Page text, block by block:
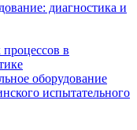
диагностика и
в
оборудование
испытательного